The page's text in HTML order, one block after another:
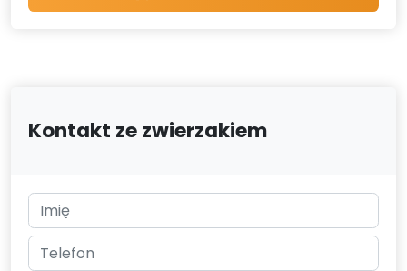
Kontakt ze zwierzakiem